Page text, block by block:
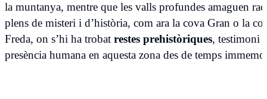
la muntanya, mentre que les valls profundes amaguen
plens de misteri i d’història, com ara la cova Gran o la
Freda, on s’hi ha trobat restes prehistòriques, testimoni
presència humana en aquesta zona des de temps